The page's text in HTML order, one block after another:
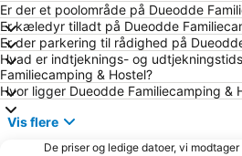
Er der et poolområde på Dueodde
Er kæledyr tilladt på Dueodde
Er der parkering til rådighed på
Hvad er indtjeknings- og
Familiecamping & Hostel?
Hvor ligger Dueodde Familiecamping &
Vis flere
De priser og ledige datoer, vi